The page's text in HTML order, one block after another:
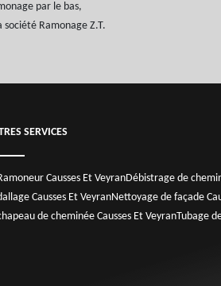
par le bas,
société Ramonage Z.T.
SERVICES
Causses Et VeyranDébistrage de
Causses Et VeyranNettoyage de façade
de cheminée Causses Et VeyranTubage